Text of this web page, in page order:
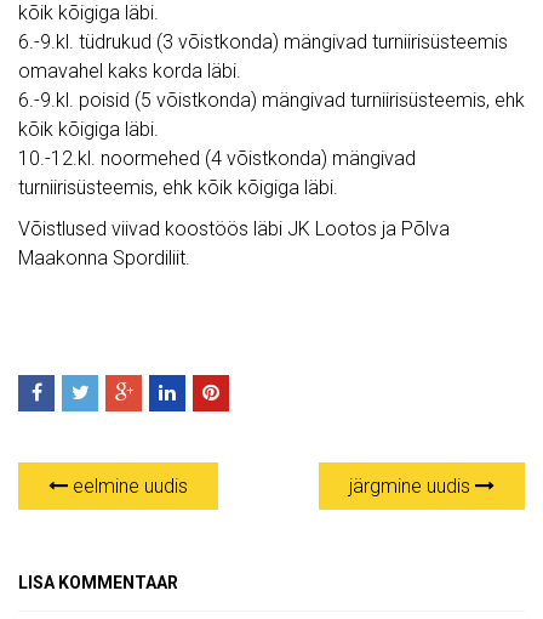
kõik kõigiga läbi.
6.-9.kl. tüdrukud (3 võistkonda) mängivad turniirisüsteemis
omavahel kaks korda läbi.
6.-9.kl. poisid (5 võistkonda) mängivad turniirisüsteemis, ehk
kõik kõigiga läbi.
10.-12.kl. noormehed (4 võistkonda) mängivad
turniirisüsteemis, ehk kõik kõigiga läbi.
Võistlused viivad koostöös läbi JK Lootos ja Põlva
Maakonna Spordiliit.
eelmine uudis järgmine uudis
LISA KOMMENTAAR